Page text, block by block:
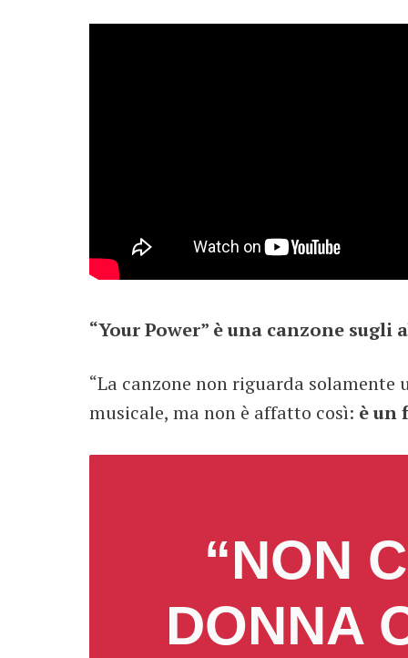
“Your Power” è una canzone sugli
“La canzone non riguarda solamente
musicale, ma non è affatto così: è un
“NON
DONNA